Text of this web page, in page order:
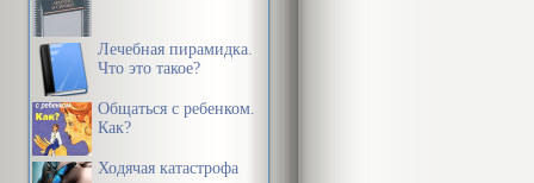
Лечебная пирамидка.
Что это такое?
Общаться с ребенком.
Как?
Ходячая катастрофа